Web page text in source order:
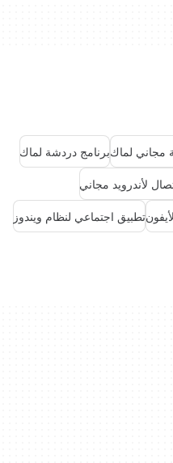
مجاني لماكبرنامج دردشة لماك
لأندرويد مجاني
تطبيق اجتماعي لنظام ويندوز